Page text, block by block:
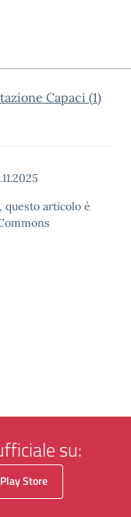
Capaci (1)
questo articolo è
su:
Play Store